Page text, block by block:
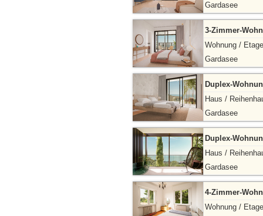
Gardasee
3-Zimmer-
Wohnung / Etage
Gardasee
Duplex-
Haus /
Gardasee
Duplex-
Haus /
Gardasee
4-Zimmer-
Wohnung / Etage